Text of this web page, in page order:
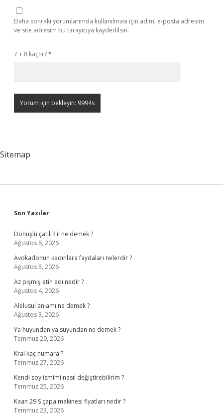
Daha sonraki yorumlarımda kullanılması için adım, e-posta adresim
ve site adresim bu tarayıcıya kaydedilsin.
7 + 8 kaçtır?*
Sitemap
Sidebar
Son Yazılar
Dönüşlü çatılı fiil ne demek ?
Ağustos 6, 2026
Avokadonun kadınlara faydaları nelerdir ?
Ağustos 5, 2026
Az pişmiş etin adı nedir ?
Ağustos 4, 2026
Alelusul anlamı ne demek ?
Ağustos 3, 2026
Ya huyundan ya suyundan ne demek ?
Temmuz 29, 2026
Kral kaç numara ?
Temmuz 27, 2026
Kendi soy ismimi nasıl değiştirebilirim ?
Temmuz 25, 2026
Kaan 29 S çapa makinesi fiyatları nedir ?
Temmuz 23, 2026